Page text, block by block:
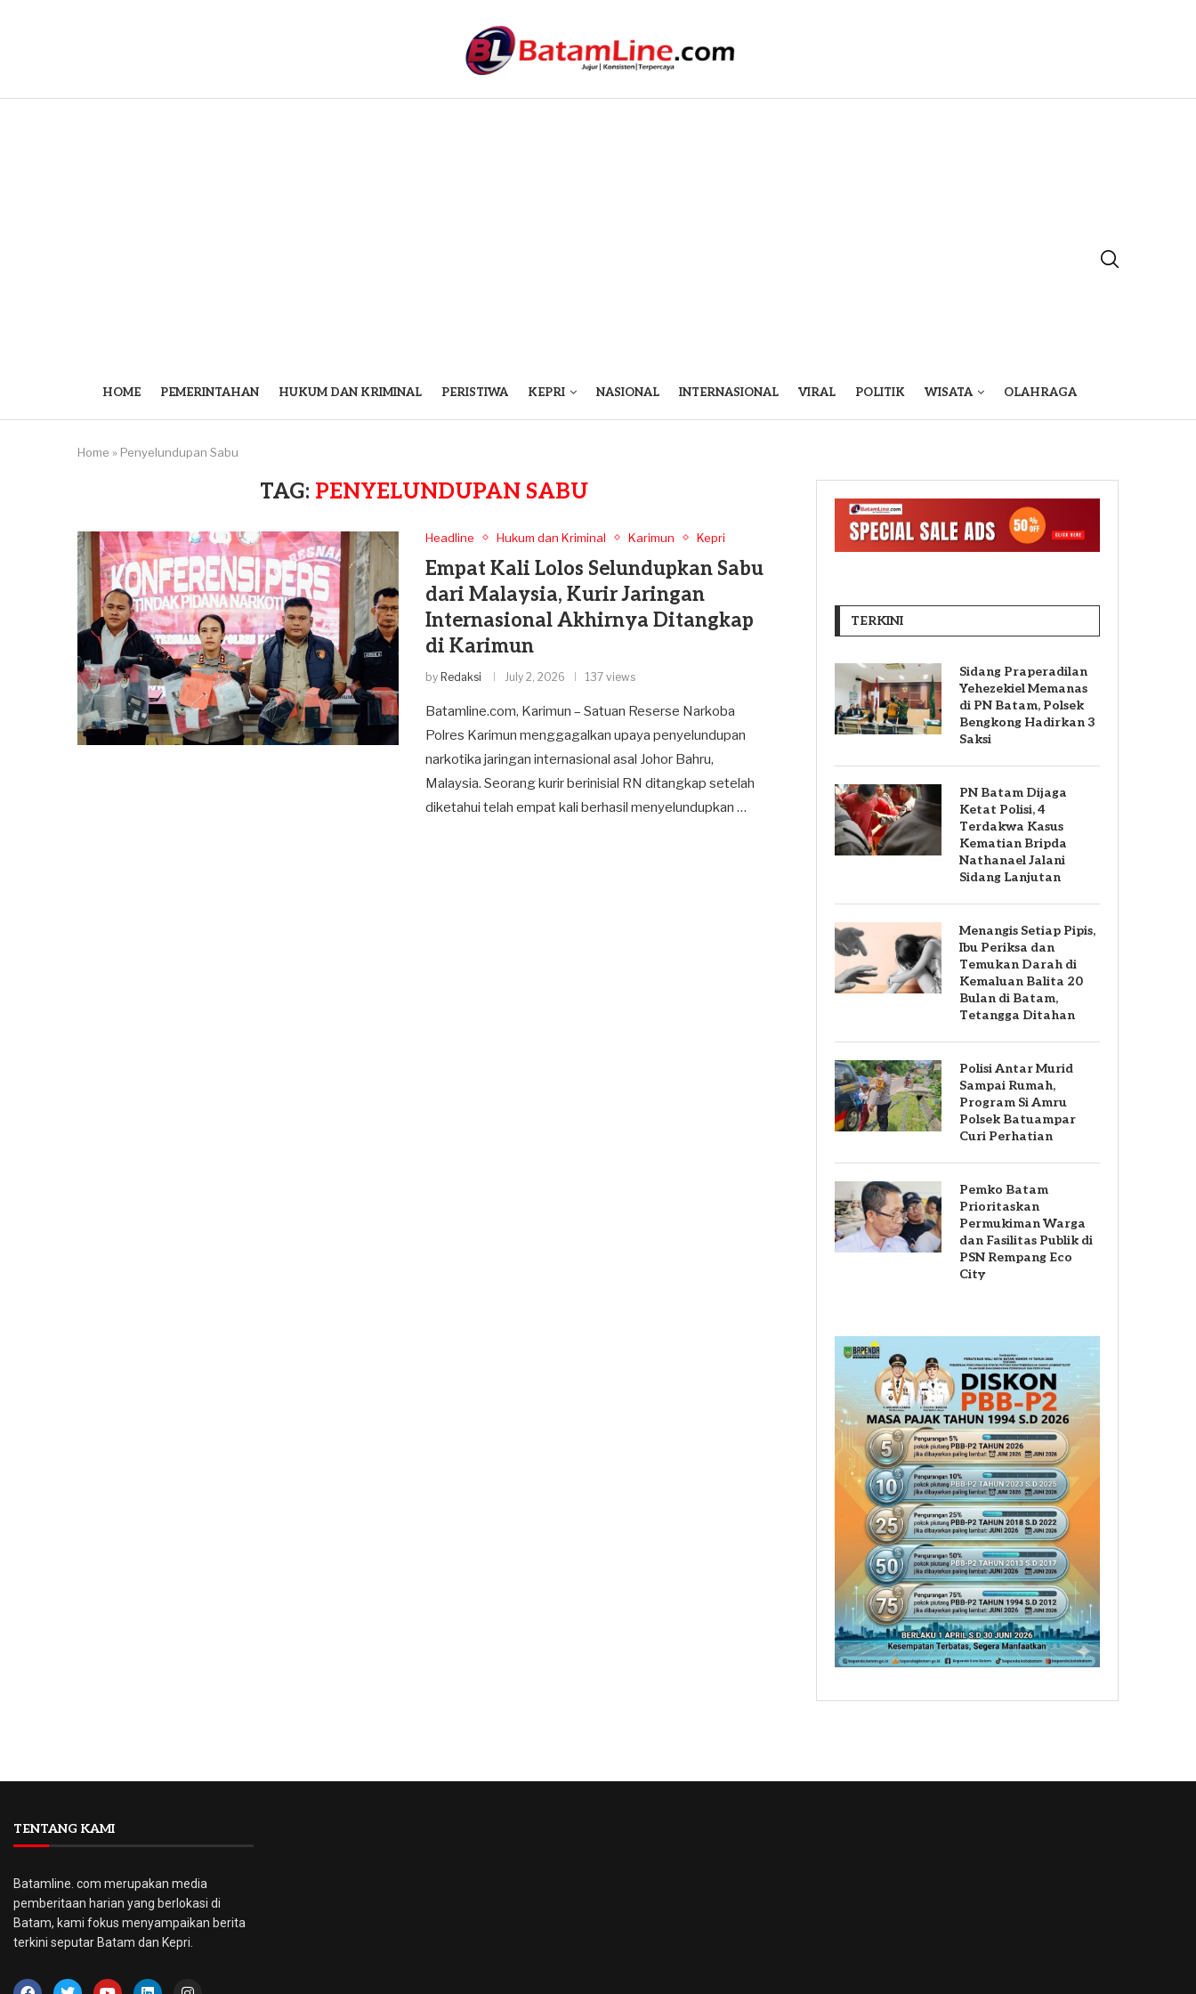
HOME PEMERINTAHAN HUKUM DAN KRIMINAL PERISTIWA KEPRI NASIONAL INTERNASIONAL VIRAL POLITIK WISATA OLAHRAGA
Home » Penyelundupan Sabu
TAG: PENYELUNDUPAN SABU
Headline Hukum dan Kriminal Karimun Kepri
Empat Kali Lolos Selundupkan Sabu
dari Malaysia, Kurir Jaringan
Internasional Akhirnya Ditangkap
di Karimun
by Redaksi July 2, 2026 137 views
Batamline.com, Karimun – Satuan Reserse Narkoba
Polres Karimun menggagalkan upaya penyelundupan
narkotika jaringan internasional asal Johor Bahru,
Malaysia. Seorang kurir berinisial RN ditangkap setelah
diketahui telah empat kali berhasil menyelundupkan …
TERKINI
Sidang Praperadilan
Yehezekiel Memanas
di PN Batam, Polsek
Bengkong Hadirkan 3
Saksi
PN Batam Dijaga
Ketat Polisi, 4
Terdakwa Kasus
Kematian Bripda
Nathanael Jalani
Sidang Lanjutan
Menangis Setiap Pipis,
Ibu Periksa dan
Temukan Darah di
Kemaluan Balita 20
Bulan di Batam,
Tetangga Ditahan
Polisi Antar Murid
Sampai Rumah,
Program Si Amru
Polsek Batuampar
Curi Perhatian
Pemko Batam
Prioritaskan
Permukiman Warga
dan Fasilitas Publik di
PSN Rempang Eco
City
TENTANG KAMI
Batamline. com merupakan media
pemberitaan harian yang berlokasi di
Batam, kami fokus menyampaikan berita
terkini seputar Batam dan Kepri.